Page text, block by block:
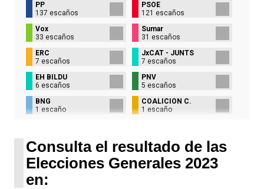
PP
137 escaños
PSOE
121 escaños
Vox
33 escaños
Sumar
31 escaños
ERC
7 escaños
JxCAT - JUNTS
7 escaños
EH BILDU
6 escaños
PNV
5 escaños
BNG
1 escaño
COALICIÓN C.
1 escaño
Consulta el resultado de las
Elecciones Generales 2023
en: